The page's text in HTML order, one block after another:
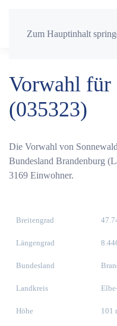
Zum Hauptinhalt
Vorwahl für
(035323)
Die Vorwahl von
Bundesland Brandenburg
3169 Einwohner.
Breitengrad
Längengrad
Bundesland
Landkreis
Höhe 101